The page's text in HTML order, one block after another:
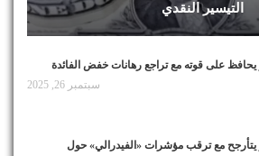
التيسير النقدي
يحافظ على قوته مع تراجع رهانات خفض الفائدة
سبتمبر 26, 2025
يتأرجح مع ترقب مؤشرات «الفيدرالي» حول